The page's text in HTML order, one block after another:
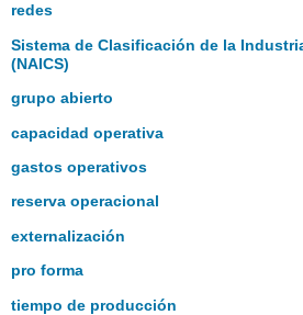
redes
Sistema de Clasificación de la
(NAICS)
grupo abierto
capacidad operativa
gastos operativos
reserva operacional
externalización
pro forma
tiempo de producción